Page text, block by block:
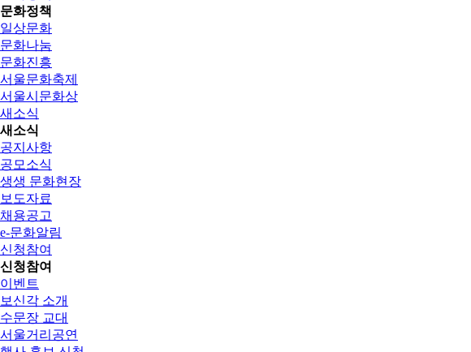
문화정책
일상문화
문화나눔
문화진흥
서울문화축제
서울시문화상
새소식
새소식
공지사항
공모소식
생생 문화현장
보도자료
채용공고
e-문화알림
신청참여
신청참여
이벤트
보신각 소개
수문장 교대
서울거리공연